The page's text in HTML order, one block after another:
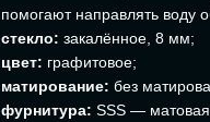
помогают направлять воду
стекло: закалённое, 8 мм;
цвет: графитовое;
матирование: без
фурнитура: SSS —